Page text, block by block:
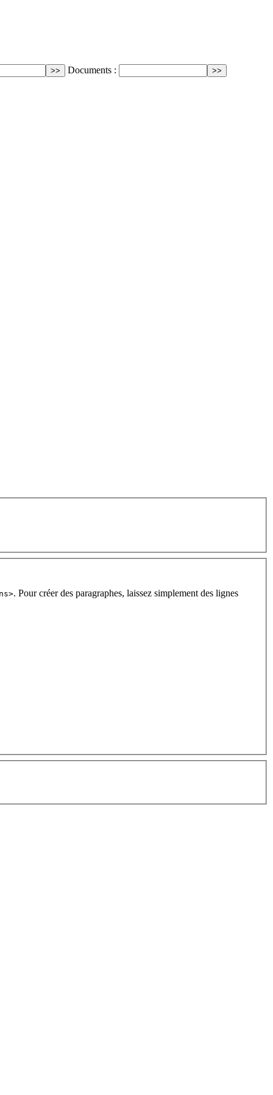
Documents :
. Pour créer des paragraphes, laissez simplement des lignes